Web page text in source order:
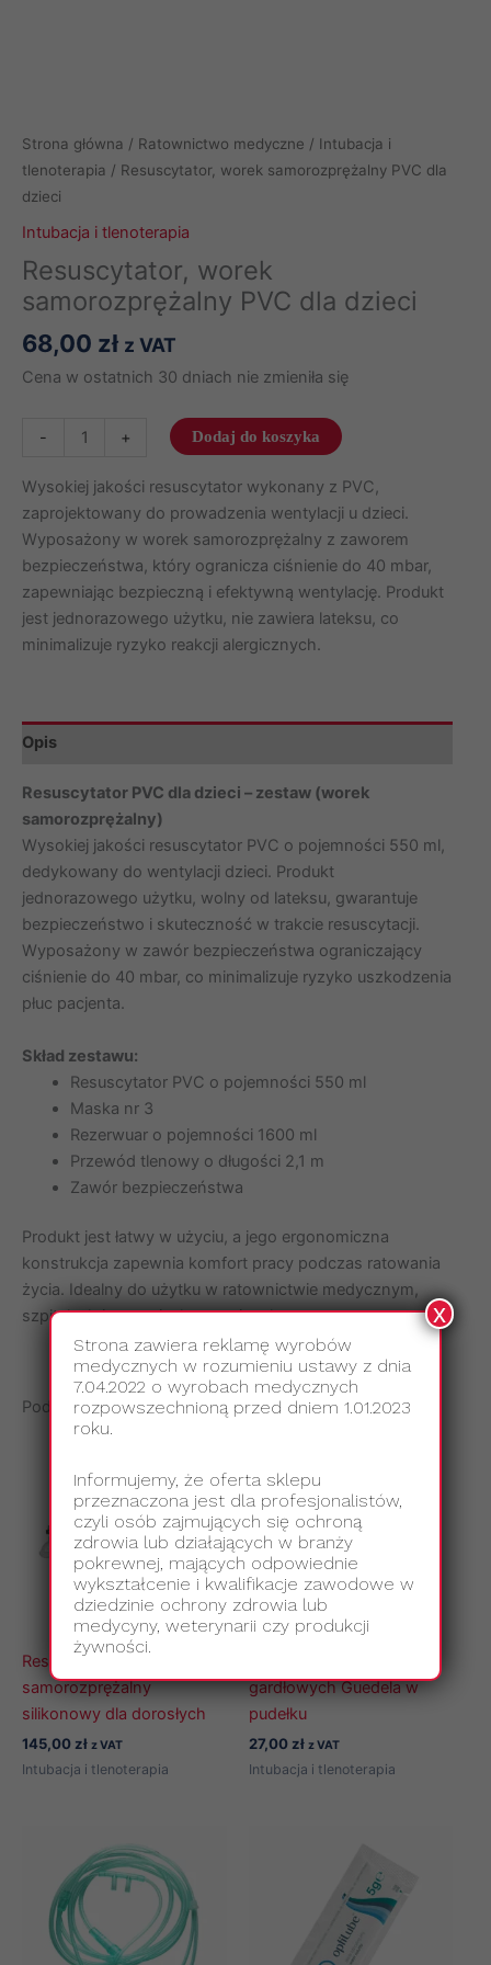
Strona główna / Ratownictwo medyczne / Intubacja i
tlenoterapia / Resuscytator, worek samorozprężalny PVC dla
dzieci
Intubacja i tlenoterapia
Resuscytator, worek
samorozprężalny PVC dla dzieci
68,00 zł z VAT
Cena w ostatnich 30 dniach nie zmieniła się
-
worek
samorozprężalny
PVC
dla
dzieci
+ Dodaj do koszyka
Wysokiej jakości resuscytator wykonany z PVC,
zaprojektowany do prowadzenia wentylacji u dzieci.
Wyposażony w worek samorozprężalny z zaworem
bezpieczeństwa, który ogranicza ciśnienie do 40 mbar,
zapewniając bezpieczną i efektywną wentylację. Produkt
jest jednorazowego użytku, nie zawiera lateksu, co
minimalizuje ryzyko reakcji alergicznych.
Opis
Resuscytator PVC dla dzieci – zestaw (worek
samorozprężalny)
Wysokiej jakości resuscytator PVC o pojemności 550 ml,
dedykowany do wentylacji dzieci. Produkt
jednorazowego użytku, wolny od lateksu, gwarantuje
bezpieczeństwo i skuteczność w trakcie resuscytacji.
Wyposażony w zawór bezpieczeństwa ograniczający
ciśnienie do 40 mbar, co minimalizuje ryzyko uszkodzenia
płuc pacjenta.
Skład zestawu:
Resuscytator PVC o pojemności 550 ml
Maska nr 3
Rezerwuar o pojemności 1600 ml
Przewód tlenowy o długości 2,1 m
Zawór bezpieczeństwa
Produkt jest łatwy w użyciu, a jego ergonomiczna
konstrukcja zapewnia komfort pracy podczas ratowania
życia. Idealny do użytku w ratownictwie medycznym,
szpitalach i sytuacjach awaryjnych.
Podobne produkty
Resuscytator, worek
samorozprężalny
silikonowy dla dorosłych
145,00 zł z VAT
Intubacja i tlenoterapia
gardłowych Guedela w
pudełku
27,00 zł z VAT
Intubacja i tlenoterapia
Strona zawiera reklamę wyrobów
medycznych w rozumieniu ustawy z dnia
7.04.2022 o wyrobach medycznych
rozpowszechnioną przed dniem 1.01.2023
roku.
Informujemy, że oferta sklepu
przeznaczona jest dla profesjonalistów,
czyli osób zajmujących się ochroną
zdrowia lub działających w branży
pokrewnej, mających odpowiednie
wykształcenie i kwalifikacje zawodowe w
dziedzinie ochrony zdrowia lub
medycyny, weterynarii czy produkcji
żywności.
x